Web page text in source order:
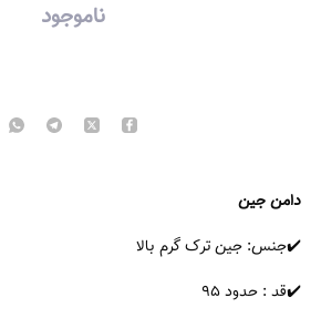
ناموجود
دامن جین
✔️جنس: جین ترک گرم بالا
✔️قد : حدود ۹۵